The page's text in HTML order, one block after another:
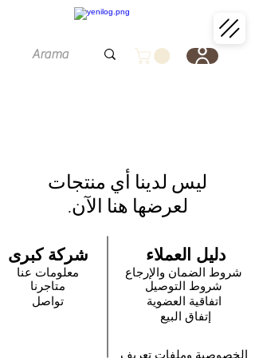
لعرضها هنا الآن.
شركة كبرى دليل العملاء
معلومات عنا
متاجرنا
شروط الضمان والإرجاع
شروط التوصيل
تواصل
اتفاقية العضوية
إتفاق البيع
الخصوصية وملفات تعريف